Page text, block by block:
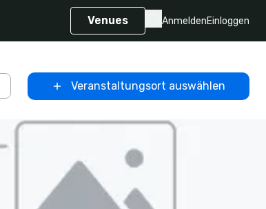
Venues AnmeldenEinloggen
Veranstaltungsort auswählen